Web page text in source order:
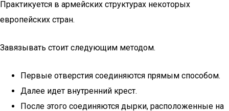
Практикуется в армейских структурах некоторых
европейских стран.
Завязывать стоит следующим методом.
Первые отверстия соединяются прямым способом.
Далее идет внутренний крест.
После этого соединяются дырки, расположенные на